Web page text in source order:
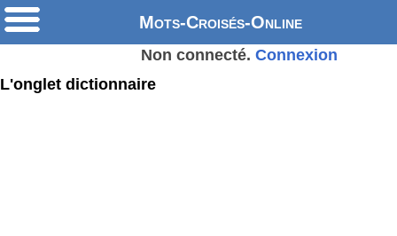
Mots-Croisés-Online
Non connecté. Connexion
L'onglet dictionnaire